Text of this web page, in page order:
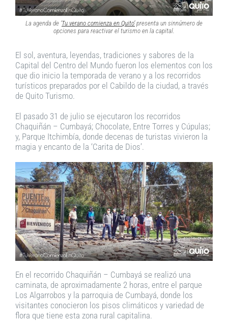
La agenda de ‘Tu verano comienza en Quito’presenta un sinnúmero de
opciones para reactivar el turismo en la capital.
El sol, aventura, leyendas, tradiciones y sabores de la
Capital del Centro del Mundo fueron los elementos con los
que dio inicio la temporada de verano y a los recorridos
turísticos preparados por el Cabildo de la ciudad, a través
de Quito Turismo.
El pasado 31 de julio se ejecutaron los recorridos
Chaquiñán – Cumbayá; Chocolate, Entre Torres y Cúpulas;
y, Parque Itchimbía, donde decenas de turistas vivieron la
magia y encanto de la ‘Carita de Dios’.
En el recorrido Chaquiñán – Cumbayá se realizó una
caminata, de aproximadamente 2 horas, entre el parque
Los Algarrobos y la parroquia de Cumbayá, donde los
visitantes conocieron los pisos climáticos y variedad de
flora que tiene esta zona rural capitalina.